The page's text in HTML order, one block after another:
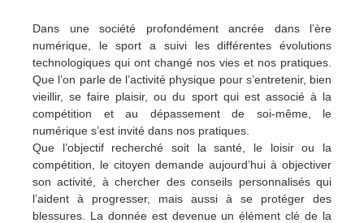
Dans une société profondément ancrée dans l’ère
numérique, le sport a suivi les différentes évolutions
technologiques qui ont changé nos vies et nos pratiques.
Que l’on parle de l’activité physique pour s’entretenir, bien
vieillir, se faire plaisir, ou du sport qui est associé à la
compétition et au dépassement de soi-même, le
numérique s’est invité dans nos pratiques.
Que l’objectif recherché soit la santé, le loisir ou la
compétition, le citoyen demande aujourd’hui à objectiver
son activité, à chercher des conseils personnalisés qui
l’aident à progresser, mais aussi à se protéger des
blessures. La donnée est devenue un élément clé de la